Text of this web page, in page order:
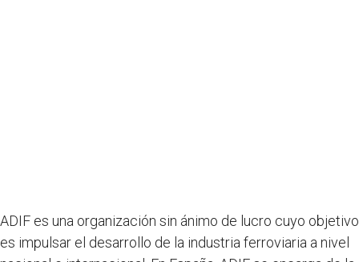
ADIF es una organización sin ánimo de lucro cuyo objetivo
es impulsar el desarrollo de la industria ferroviaria a nivel